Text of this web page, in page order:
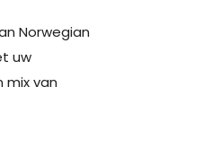
Norwegian
uw
mix van